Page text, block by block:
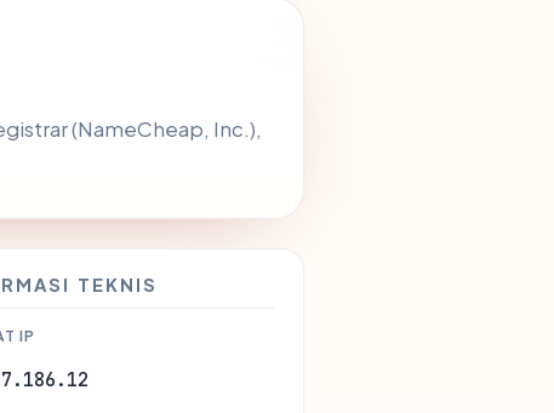
(NameCheap, Inc.),
TEKNIS
IP